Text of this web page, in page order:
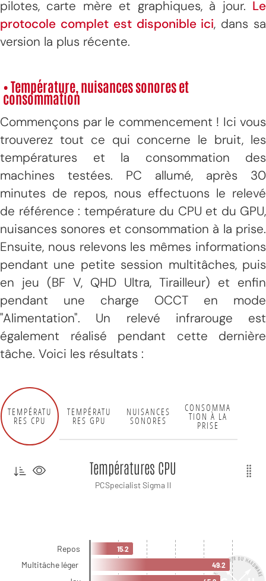
pilotes, carte mère et graphiques, à jour. Le
protocole complet est disponible ici, dans sa
version la plus récente.
• Température, nuisances sonores et
consommation
Commençons par le commencement ! Ici vous
trouverez tout ce qui concerne le bruit, les
températures et la consommation des
machines testées. PC allumé, après 30
minutes de repos, nous effectuons le relevé
de référence : température du CPU et du GPU,
nuisances sonores et consommation à la prise.
Ensuite, nous relevons les mêmes informations
pendant une petite session multitâches, puis
en jeu (BF V, QHD Ultra, Tirailleur) et enfin
pendant une charge OCCT en mode
"Alimentation". Un relevé infrarouge est
également réalisé pendant cette dernière
tâche. Voici les résultats :